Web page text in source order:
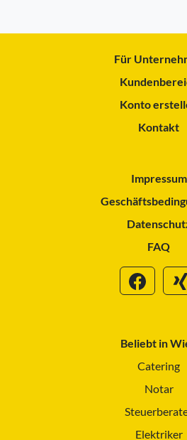
Für
Konto
Kontakt
Impressum
FAQ
Beliebt in
Catering
Notar
Elektriker